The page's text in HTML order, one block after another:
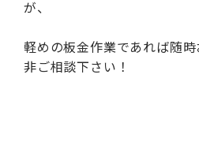
が、
軽めの板金作業であれば随
非ご相談下さい！